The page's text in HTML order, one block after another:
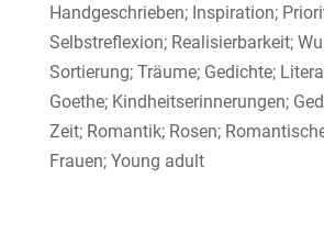
Handgeschrieben; Inspiration;
Selbstreflexion; Realisierbarkeit;
Sortierung; Träume; Gedichte;
Goethe; Kindheitserinnerungen;
Zeit; Romantik; Rosen;
Frauen; Young adult